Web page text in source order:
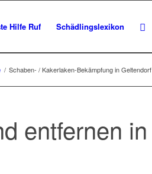
Hilfe Ruf Schädlingslexikon
/ Schaben- / Kakerlaken-Bekämpfung in Geltendorf
entfernen in